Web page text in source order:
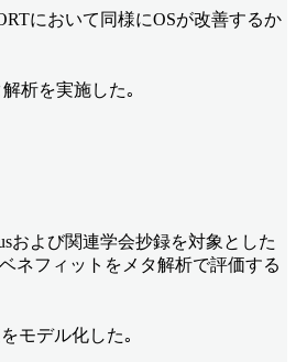
において同様にOSが改善するか
析を実施した｡
および関連学会抄録を対象とした
ネフィットをメタ解析で評価する
モデル化した｡